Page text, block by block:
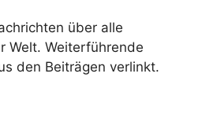
über alle
Welt. Weiterführende
den Beiträgen verlinkt.